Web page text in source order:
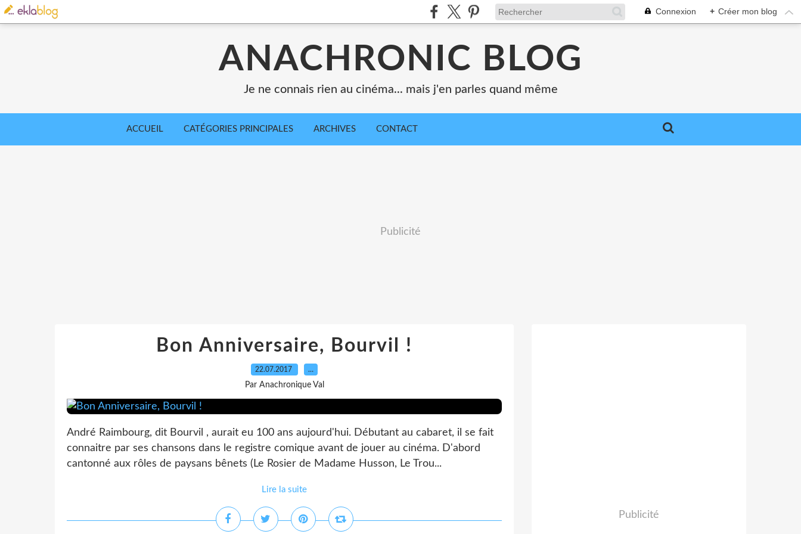
Connexion + Créer mon blog
ANACHRONIC BLOG
Je ne connais rien au cinéma... mais j'en parles quand même
ACCUEIL CATÉGORIES PRINCIPALES ARCHIVES CONTACT
Publicité
Bon Anniversaire, Bourvil !
22.07.2017 …
Par Anachronique Val
André Raimbourg, dit Bourvil , aurait eu 100 ans aujourd'hui. Débutant au cabaret, il se fait
connaitre par ses chansons dans le registre comique avant de jouer au cinéma. D'abord
cantonné aux rôles de paysans bênets (Le Rosier de Madame Husson, Le Trou...
Lire la suite
Publicité